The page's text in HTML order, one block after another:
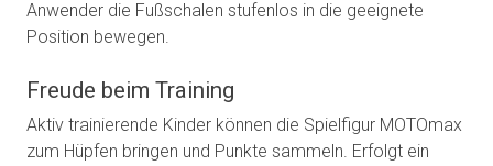
Anwender die Fußschalen stufenlos in die geeignete
Position bewegen.
Freude beim Training
Aktiv trainierende Kinder können die Spielfigur MOTOmax
zum Hüpfen bringen und Punkte sammeln. Erfolgt ein